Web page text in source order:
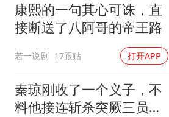
康熙的一句其心可诛，直
接断送了八阿哥的帝王路
若一说剧 17跟贴 打开APP
秦琼刚收了一个义子，不
料他接连斩杀突厥三员大